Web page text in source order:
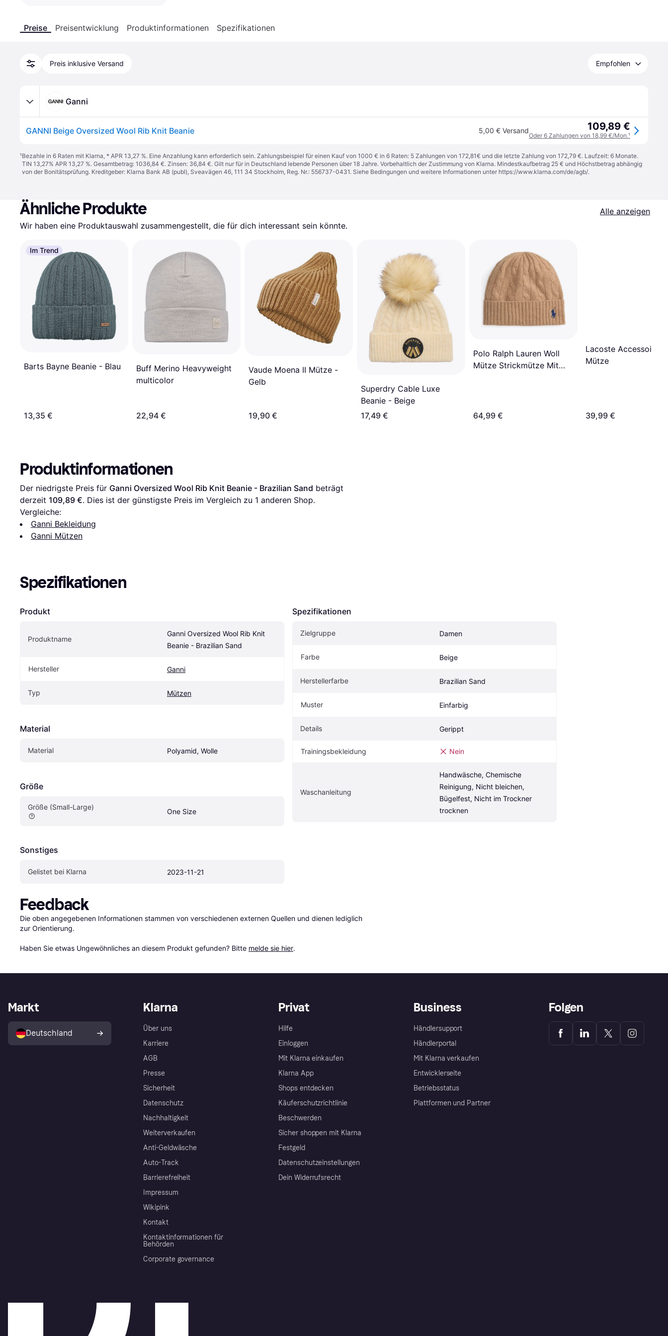
Preise Preisentwicklung Produktinformationen Spezifikationen
Preis inklusive Versand Empfohlen
Ganni
GANNI Beige Oversized Wool Rib Knit Beanie 5,00 € Versand 109,89 €
Oder 6 Zahlungen von 18,99 €/Mon.¹
¹Bezahle in 6 Raten mit Klarna, * APR 13,27 %. Eine Anzahlung kann erforderlich sein. Zahlungsbeispiel für einen Kauf von 1000 € in 6 Raten: 5 Zahlungen von 172,81€ und die letzte Zahlung von 172,79 €. Laufzeit: 6 Monate.
TIN 13,27% APR 13,27 %. Gesamtbetrag: 1036,84 €. Zinsen: 36,84 €. Gilt nur für in Deutschland lebende Personen über 18 Jahre. Vorbehaltlich der Zustimmung von Klarna. Mindestkaufbetrag 25 € und Höchstbetrag abhängig
von der Bonitätsprüfung. Kreditgeber: Klarna Bank AB (publ), Sveavägen 46, 111 34 Stockholm, Reg. Nr.: 556737-0431. Siehe Bedingungen und weitere Informationen unter https://www.klarna.com/de/agb/.
Ähnliche Produkte
Alle anzeigen
Wir haben eine Produktauswahl zusammengestellt, die für dich interessant sein könnte.
Im Trend
Barts Bayne Beanie - Blau
13,35 €
Buff Merino Heavyweight
multicolor
22,94 €
Vaude Moena II Mütze -
Gelb
19,90 €
Superdry Cable Luxe
Beanie - Beige
17,49 €
Polo Ralph Lauren Woll
Mütze Strickmütze Mit
64,99 €
Lacoste Accessoires
Mütze
39,99 €
Produktinformationen
Der niedrigste Preis für Ganni Oversized Wool Rib Knit Beanie - Brazilian Sand beträgt
derzeit 109,89 €. Dies ist der günstigste Preis im Vergleich zu 1 anderen Shop.
Vergleiche:
Ganni Bekleidung
Ganni Mützen
Spezifikationen
Produkt
Produktname
Ganni Oversized Wool Rib Knit
Beanie - Brazilian Sand
Hersteller Ganni
Typ Mützen
Material
Material Polyamid, Wolle
Größe
Größe (Small-Large)
One Size
Sonstiges
Gelistet bei Klarna 2023-11-21
Spezifikationen
Zielgruppe Damen
Farbe Beige
Herstellerfarbe Brazilian Sand
Muster Einfarbig
Details Gerippt
Trainingsbekleidung Nein
Waschanleitung
Handwäsche, Chemische
Reinigung, Nicht bleichen,
Bügelfest, Nicht im Trockner
trocknen
Feedback
Die oben angegebenen Informationen stammen von verschiedenen externen Quellen und dienen lediglich
zur Orientierung.
Haben Sie etwas Ungewöhnliches an diesem Produkt gefunden? Bitte melde sie hier.
Klarna
Über uns
Karriere
AGB
Presse
Sicherheit
Datenschutz
Nachhaltigkeit
Weiterverkaufen
Anti-Geldwäsche
Auto-Track
Barrierefreiheit
Impressum
Wikipink
Kontakt
Kontaktinformationen für
Behörden
Corporate governance
Privat
Hilfe
Einloggen
Mit Klarna einkaufen
Klarna App
Shops entdecken
Käuferschutzrichtlinie
Beschwerden
Sicher shoppen mit Klarna
Festgeld
Datenschutzeinstellungen
Dein Widerrufsrecht
Business
Händlersupport
Händlerportal
Mit Klarna verkaufen
Entwicklerseite
Betriebsstatus
Plattformen und Partner
Markt
Deutschland
Folgen